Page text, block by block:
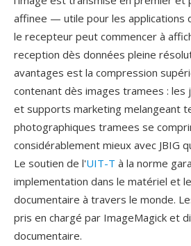
affinee — utile pour les applications
le recepteur peut commencer à
reception dès données pleine
avantages est la compression
contenant dès images tramees : les
et supports marketing melangeant
photographiques tramees se
considérablement mieux avec JBIG
Le soutien de l'UIT-T à la norme
implementation dans le matériel et
documentaire à travers le monde.
pris en chargé par ImageMagick et
documentaire.